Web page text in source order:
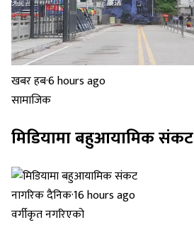
खबर हब·6 hours ago
सामाजिक
मिडियामा बहुआयामिक संकट
नागरिक दैनिक·16 hours ago
वर्गीकृत नगरिएको